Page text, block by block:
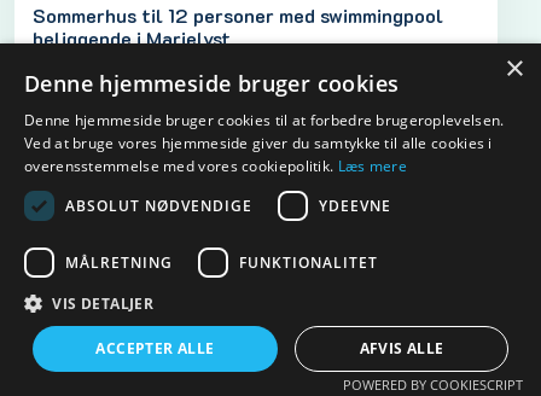
Sommerhus til 12 personer med swimmingpool
beliggende i Marielyst
Lejepris
Kontakt udlejer
×
Denne hjemmeside bruger cookies
Denne hjemmeside bruger cookies til at forbedre brugeroplevelsen.
Ved at bruge vores hjemmeside giver du samtykke til alle cookies i
overensstemmelse med vores cookiepolitik. Læs mere
ABSOLUT NØDVENDIGE
YDEEVNE
MÅLRETNING FUNKTIONALITET
VIS DETALJER
ACCEPTER ALLE AFVIS ALLE
POWERED BY COOKIESCRIPT